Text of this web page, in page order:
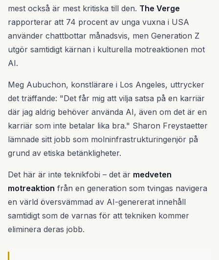
mest också är mest kritiska till den. The Verge
rapporterar att 74 procent av unga vuxna i USA
använder chattbottar månadsvis, men Generation Z
utgör samtidigt kärnan i kulturella motreaktionen mot
AI.
Meg Aubuchon, konstlärare i Los Angeles, uttrycker
det träffande: "Det får mig att vilja satsa på en karriär
där jag aldrig behöver använda AI, även om det är en
karriär som inte betalar lika bra." Sharon Freystaetter
lämnade sitt jobb som molninfrastrukturingenjör på
grund av etiska betänkligheter.
Det här är inte teknikfobi – det är medveten
motreaktion från en generation som tvingas navigera
en värld översvämmad av AI-genererat innehåll
samtidigt som de varnas för att tekniken kommer
eliminera deras jobb.